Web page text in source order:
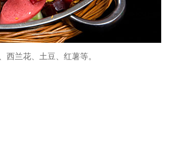
西兰花、土豆、红薯等。